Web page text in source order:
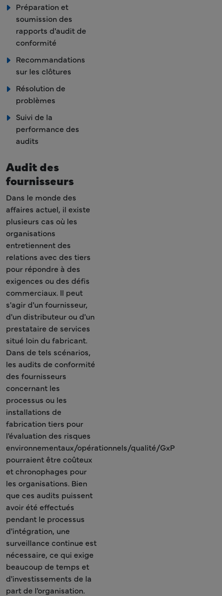
Préparation et
soumission des
rapports d'audit de
conformité
Recommandations
sur les clôtures
Résolution de
problèmes
Suivi de la
performance des
audits
Audit des
fournisseurs
Dans le monde des
affaires actuel, il existe
plusieurs cas où les
organisations
entretiennent des
relations avec des tiers
pour répondre à des
exigences ou des défis
commerciaux. Il peut
s'agir d'un fournisseur,
d'un distributeur ou d'un
prestataire de services
situé loin du fabricant.
Dans de tels scénarios,
les audits de conformité
des fournisseurs
concernant les
processus ou les
installations de
fabrication tiers pour
l'évaluation des risques
environnementaux/opérationnels/qualité/GxP
pourraient être coûteux
et chronophages pour
les organisations. Bien
que ces audits puissent
avoir été effectués
pendant le processus
d'intégration, une
surveillance continue est
nécessaire, ce qui exige
beaucoup de temps et
d'investissements de la
part de l'organisation.